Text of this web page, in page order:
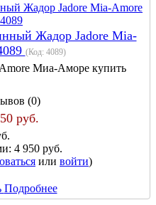
Жадор Jadore Mia-
(Код: 4089)
Миа-Аморе купить
(0)
руб.
4 950 руб.
или войти)
Подробнее